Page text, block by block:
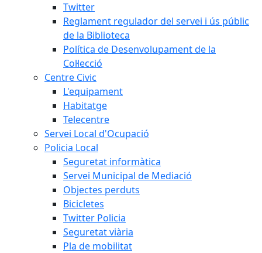
Twitter
Reglament regulador del servei i ús públic
de la Biblioteca
Política de Desenvolupament de la
Col·lecció
Centre Civic
L'equipament
Habitatge
Telecentre
Servei Local d'Ocupació
Policia Local
Seguretat informàtica
Servei Municipal de Mediació
Objectes perduts
Bicicletes
Twitter Policia
Seguretat viària
Pla de mobilitat